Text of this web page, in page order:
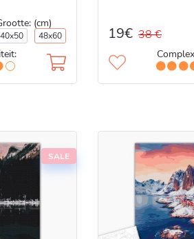
(cm)
40x50 48x60 19€ 38 €
SALE